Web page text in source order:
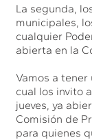
La segunda,
municipales,
cualquier
abierta en la
Vamos a
cual los invito
jueves, ya
Comisión de
para quienes